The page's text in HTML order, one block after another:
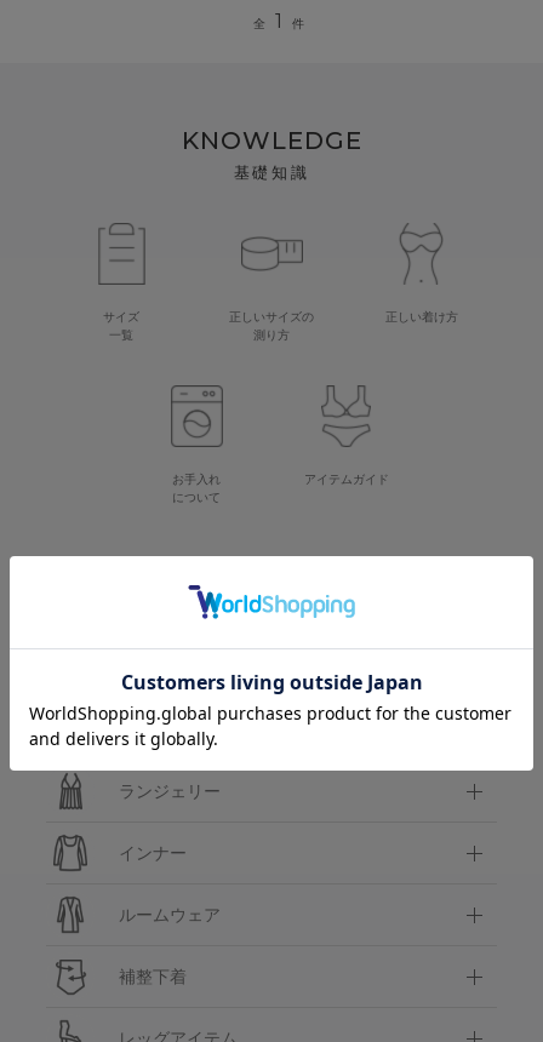
全 1 件
KNOWLEDGE
基礎知識
サイズ
一覧
正しいサイズの
測り方
正しい着け方
お手入れ
について
アイテムガイド
ブラ＆ショーツセット
ランジェリー
インナー
ルームウェア
補整下着
レッグアイテム